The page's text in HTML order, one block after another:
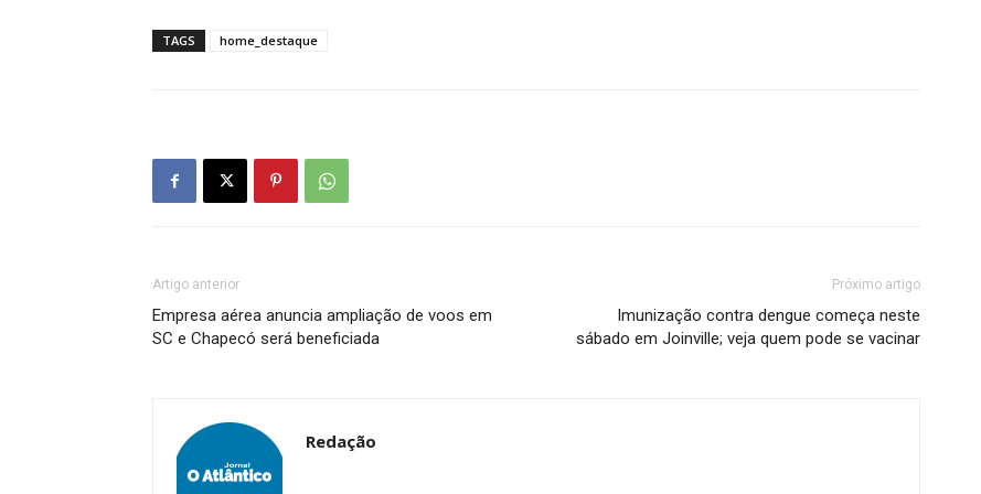
TAGS home_destaque
Artigo anterior
Empresa aérea anuncia ampliação de voos em
SC e Chapecó será beneficiada
Próximo artigo
Imunização contra dengue começa neste
sábado em Joinville; veja quem pode se vacinar
Redação